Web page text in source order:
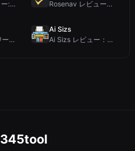
JCP Tool レビュー: JSON、CSV、YAML、XML対応の無料クライアントサイドデータ変...
Rosenav レビュー：無料オンラインコサイン類似度チェッカー＆テキスト差分ツール
Ai Sleads パスワード強度チェッカーレビュー：ゼロアップロード、リアルタイムエントロピー分析
Ai Sizs
Ai Sizs レビュー：無料でプライベートな画像類似度比較・ぼけ検出ツール
345tool